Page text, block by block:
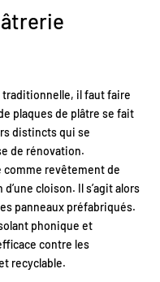
traditionnelle, il faut faire
plaques de plâtre se fait
distincts qui se
de rénovation.
revêtement de
cloison. Il s’agit alors
panneaux préfabriqués.
phonique et
contre les
recyclable.